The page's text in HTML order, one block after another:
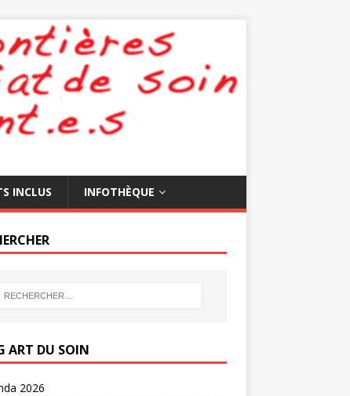
INCLUS INFOTHÈQUE
ART DU SOIN
2026